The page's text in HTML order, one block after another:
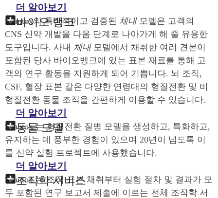
더 알아보기
바이오 뱅크
Scantox의 특징적이고 검증된 체내모델은 고객의
CNS 신약 개발을 다음 단계로 나아가게 해 줄 유용한
도구입니다. 사내 체내모델에서 채취한 여러 견본이
포함된 당사 바이오뱅크에 있는 표본 재료를 통해 고
객의 연구 활동을 지원하게 되어 기쁩니다. 뇌 조직,
CSF, 혈장 표본 같은 다양한 연령대의 형질전환 및 비
형질전환 동물 조직을 간편하게 이용할 수 있습니다.
더 알아보기
동물 모델
Scantox 는 형질전환 질병 모델을 생성하고, 특화하고,
유지하는 데 풍부한 경험이 있으며 20년이 넘도록 이
를 신약 실험 프로젝트에 사용했습니다.
더 알아보기
조직학 서비스
Scantox 는 조직 표본 채취부터 실험 절차 및 결과가 모
두 포함된 연구 보고서 제출에 이르는 전체 조직학 서